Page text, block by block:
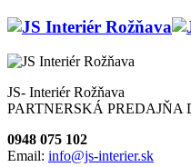
JS- Interiér Rožňava
PARTNERSKÁ PREDAJŇA
0948 075 102
Email: info@js-interier.sk